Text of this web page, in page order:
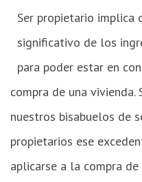
Martín
del
Ser propietario implica
significativo de los
para poder estar en
compra de una
nuestros bisabuelos de
propietarios ese
aplicarse a la compra